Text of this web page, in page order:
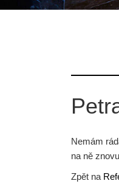
Nemám
na ně
Zpět na